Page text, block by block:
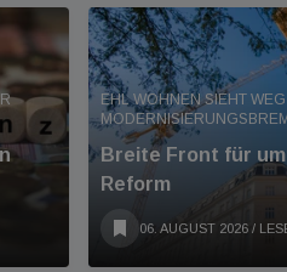
EHL WOHNEN SIEHT
Breite Front für
Reform
06. AUGUST 2026 /